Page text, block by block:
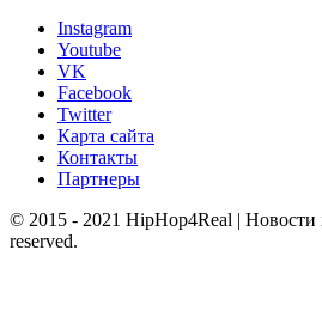
Instagram
Youtube
VK
Facebook
Twitter
Карта сайта
Контакты
Партнеры
© 2015 - 2021 HipHop4Real |
reserved.